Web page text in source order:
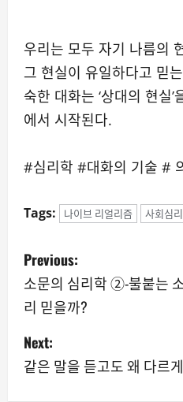
우리는 모두 자기 나름의
그 현실이 유일하다고 믿
숙한 대화는 ‘상대의 현실
에서 시작된다.
#심리학 #대화의 기술 #
Tags: 나이브 리얼리즘 사회심
P
o
s
t
n
Previous:
소문의 심리학 ②-불붙는
리 믿을까?
Next:
같은 말을 듣고도 왜 다르